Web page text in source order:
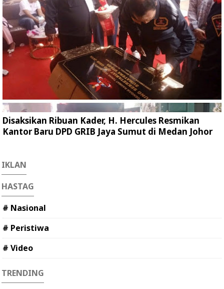
Disaksikan Ribuan Kader, H. Hercules Resmikan
Kantor Baru DPD GRIB Jaya Sumut di Medan Johor
IKLAN
HASTAG
# Nasional
# Peristiwa
# Video
TRENDING